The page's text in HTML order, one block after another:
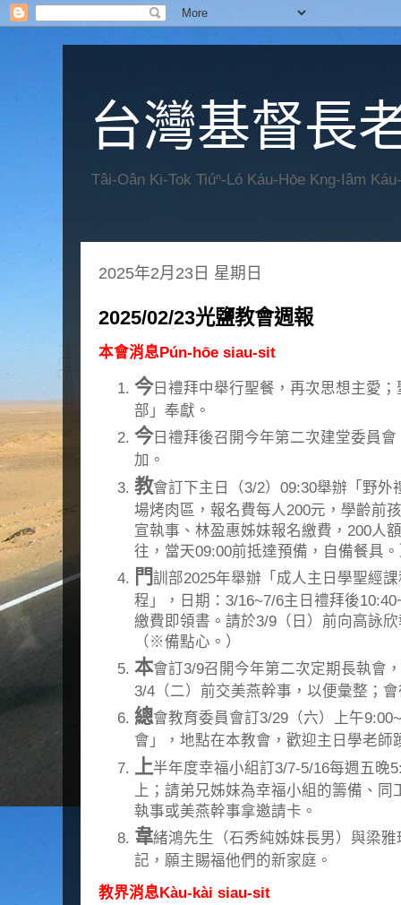
台灣基督長
Tâi-Oân Ki-Tok Tiúⁿ-Ló Káu-Hōe Kng-Iâm
2025年2月23日 星期日
2025/02/23光鹽教會週報
本會消息Pún-hōe siau-sit
今日禮拜中舉行聖餐，再次思想主愛
部」奉獻。
今日禮拜後召開今年第二次建堂委員
加。
教會訂下主日（3/2）09:30舉辦「野
場烤肉區，報名費每人200元，學齡前
宣執事、林盈惠姊妹報名繳費，200人
往，當天09:00前抵達預備，自備餐具
門訓部2025年舉辦「成人主日學聖經
程」，日期：3/16~7/6主日禮拜後
繳費即領書。請於3/9（日）前向高詠
（※備點心。）
本會訂3/9召開今年第二次定期長執會
3/4（二）前交美燕幹事，以便彙整；
總會教育委員會訂3/29（六）上午
會」，地點在本教會，歡迎主日學老師
上半年度幸福小組訂3/7-5/16每週五晚
上；請弟兄姊妹為幸福小組的籌備、
執事或美燕幹事拿邀請卡。
韋緒鴻先生（石秀純姊妹長男）與梁
記，願主賜福他們的新家庭。
教界消息Kàu-kài siau-sit